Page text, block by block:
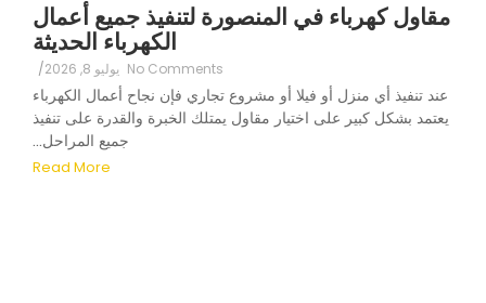
مقاول كهرباء في المنصورة لتنفيذ جميع أعمال
الكهرباء الحديثة
يوليو 8, 2026 / No Comments
عند تنفيذ أي منزل أو فيلا أو مشروع تجاري فإن نجاح أعمال الكهرباء
يعتمد بشكل كبير على اختيار مقاول يمتلك الخبرة والقدرة على تنفيذ
جميع المراحل...
Read More